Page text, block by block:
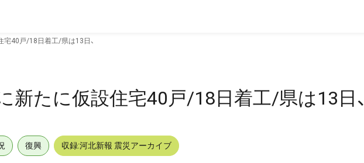
40戸/18日着工/県は13日、
新たに仮設住宅40戸/18日着工/県は13日、
復興 収録:河北新報 震災アーカイブ